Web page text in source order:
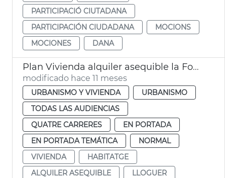
PARTICIPACIÓ CIUTADANA
PARTICIPACIÓN CIUDADANA
MOCIONS
MOCIONES
DANA
Plan Vivienda alquiler asequible la Fonteta
modificado hace 11 meses
URBANISMO Y VIVIENDA
URBANISMO
TODAS LAS AUDIENCIAS
QUATRE CARRERES
EN PORTADA
EN PORTADA TEMÁTICA
NORMAL
VIVIENDA
HABITATGE
ALQUILER ASEQUIBLE
LLOGUER